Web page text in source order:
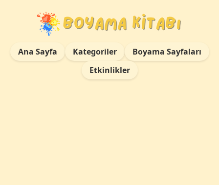
Ana Sayfa Kategoriler
Boyama Sayfaları
Etkinlikler